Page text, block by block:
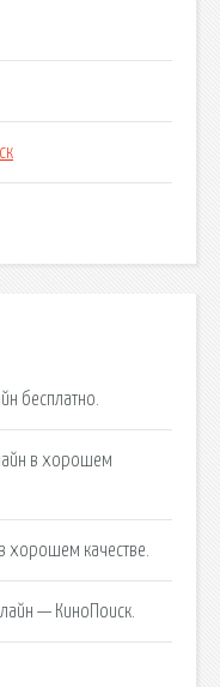
бесплатно.
в хорошем
хорошем качестве.
— КиноПоиск.